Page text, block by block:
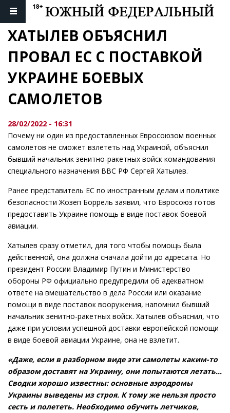
ХАТЫЛЕВ ОБЪЯСНИЛ
ПРОВАЛ ЕС С ПОСТАВКОЙ
УКРАИНЕ БОЕВЫХ
САМОЛЕТОВ
28/02/2022 - 16:31
Почему ни один из предоставленных Евросоюзом военных
самолетов не сможет взлететь над Украиной, объяснил
бывший начальник зенитно-ракетных войск командования
специального назначения ВВС РФ Сергей Хатылев.
Ранее представитель ЕС по иностранным делам и политике
безопасности Жозеп Боррель заявил, что Евросоюз готов
предоставить Украине помощь в виде поставок боевой
авиации.
Хатылев сразу отметил, для того чтобы помощь была
действенной, она должна сначала дойти до адресата. Но
президент России Владимир Путин и Министерство
обороны РФ официально предупредили об адекватном
ответе на вмешательство в дела России или оказание
помощи в виде поставок вооружения, напомнил бывший
начальник зенитно-ракетных войск. Хатылев объяснил, что
даже при условии успешной доставки европейской помощи
в виде боевой авиации Украине, она не взлетит.
«Даже, если в разборном виде эти самолеты каким-то
образом доставят на Украину, они попытаются летать…
Сводки хорошо известны: основные аэродромы
Украины выведены из строя. К тому же нельзя просто
сесть и полететь. Необходимо обучить летчиков,